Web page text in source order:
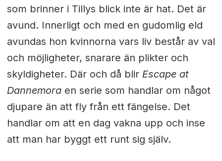
som brinner i Tillys blick inte är hat. Det är
avund. Innerligt och med en gudomlig eld
avundas hon kvinnorna vars liv består av val
och möjligheter, snarare än plikter och
skyldigheter. Där och då blir Escape at
Dannemoraen serie som handlar om något
djupare än att fly från ett fängelse. Det
handlar om att en dag vakna upp och inse
att man har byggt ett runt sig själv.